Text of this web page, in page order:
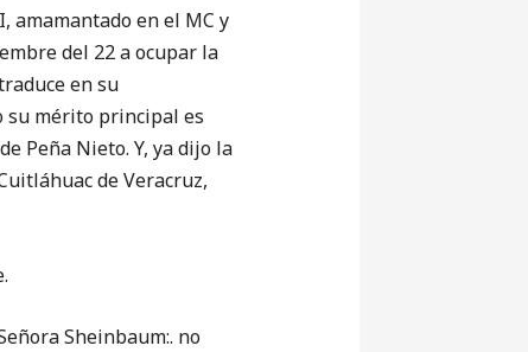
amamantado en el MC y
del 22 a ocupar la
en su
su mérito principal es
Peña Nieto. Y, ya dijo la
de Veracruz,
Sheinbaum:. no